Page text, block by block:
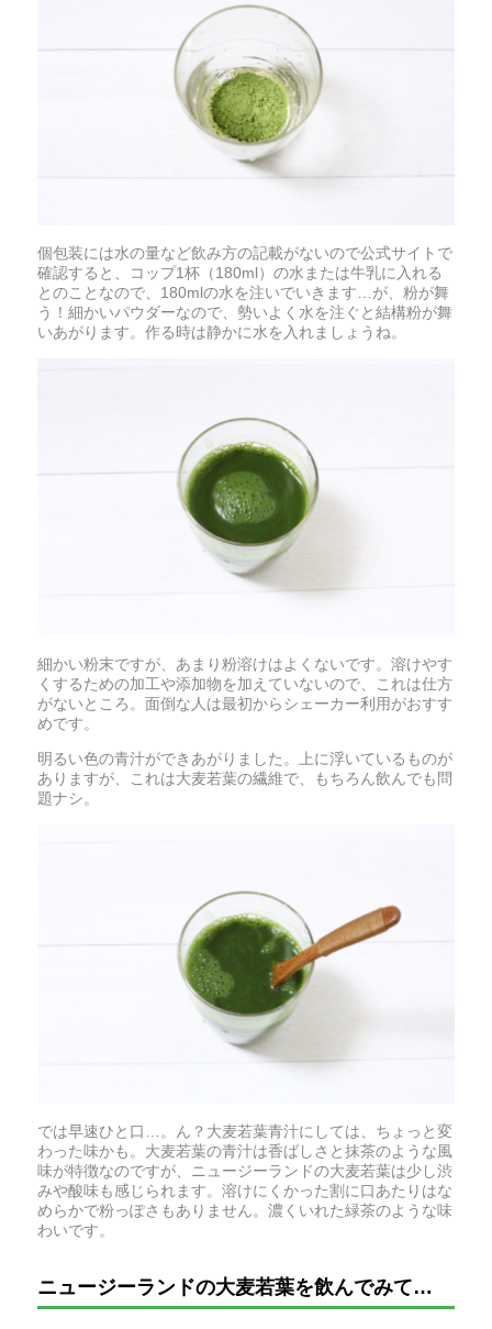
個包装には水の量など飲み方の記載がないので公式サイトで
確認すると、コップ1杯（180ml）の水または牛乳に入れる
とのことなので、180mlの水を注いでいきます…が、粉が舞
う！細かいパウダーなので、勢いよく水を注ぐと結構粉が舞
いあがります。作る時は静かに水を入れましょうね。
細かい粉末ですが、あまり粉溶けはよくないです。溶けやす
くするための加工や添加物を加えていないので、これは仕方
がないところ。面倒な人は最初からシェーカー利用がおすす
めです。
明るい色の青汁ができあがりました。上に浮いているものが
ありますが、これは大麦若葉の繊維で、もちろん飲んでも問
題ナシ。
では早速ひと口…。ん？大麦若葉青汁にしては、ちょっと変
わった味かも。大麦若葉の青汁は香ばしさと抹茶のような風
味が特徴なのですが、ニュージーランドの大麦若葉は少し渋
みや酸味も感じられます。溶けにくかった割に口あたりはな
めらかで粉っぽさもありません。濃くいれた緑茶のような味
わいです。
ニュージーランドの大麦若葉を飲んでみて…